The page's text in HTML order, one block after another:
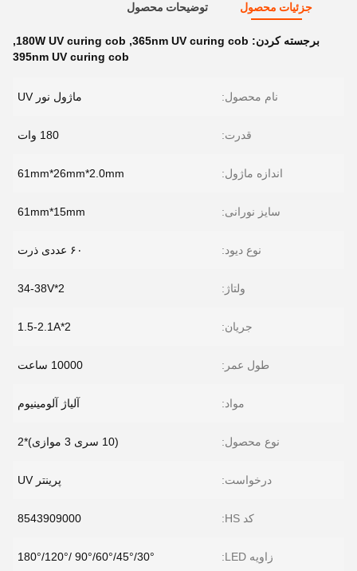
جزئیات محصول توضیحات محصول
برجسته کردن: 365nm UV curing cob
,
180W UV curing cob
,
395nm UV curing cob
نام محصول: ماژول نور UV
قدرت: 180 وات
اندازه ماژول: 61mm*26mm*2.0mm
سایز نورانی: 61mm*15mm
نوع دیود: ۶۰ عددی ذرت
ولتاژ: 34-38V*2
جریان: 1.5-2.1A*2
طول عمر: 10000 ساعت
مواد: آلیاژ آلومینیوم
نوع محصول: (10 سری 3 موازی)*2
درخواست: پرینتر UV
کد HS: 8543909000
زاویه LED: 30°/45°/60°/90° /120°/180°